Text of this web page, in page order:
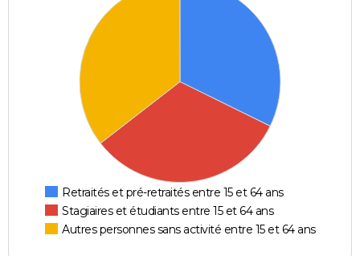
Retraités et pré-retraités entre 15 et 64 ans
Stagiaires et étudiants entre 15 et 64 ans
Autres personnes sans activité entre 15 et 64 ans